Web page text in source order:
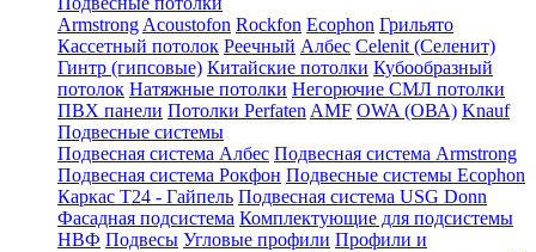
Armstrong Acoustofon Rockfon Ecophon Грильято
Кассетный потолок Реечный Албес Celenit (Селенит)
Гинтр (гипсовые) Китайские потолки Кубообразный
потолок Натяжные потолки Негорючие СМЛ потолки
ПВХ панели Потолки Perfaten AMF OWA (ОВА) Knauf
Подвесные системы
Подвесная система Албес Подвесная система Armstrong
Подвесная система Рокфон Подвесные системы Ecophon
Каркас Т24 - Гайпель Подвесная система USG Donn
Фасадная подсистема Комплектующие для подсистемы
НВФ Подвесы Угловые профили Профили и